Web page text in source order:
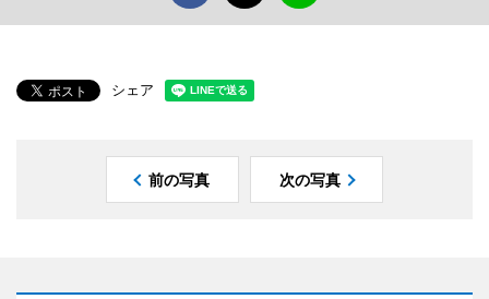
シェア
前の写真 次の写真